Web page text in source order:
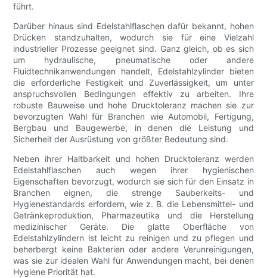
führt.
Darüber hinaus sind Edelstahlflaschen dafür bekannt, hohen
Drücken standzuhalten, wodurch sie für eine Vielzahl
industrieller Prozesse geeignet sind. Ganz gleich, ob es sich
um hydraulische, pneumatische oder andere
Fluidtechnikanwendungen handelt, Edelstahlzylinder bieten
die erforderliche Festigkeit und Zuverlässigkeit, um unter
anspruchsvollen Bedingungen effektiv zu arbeiten. Ihre
robuste Bauweise und hohe Drucktoleranz machen sie zur
bevorzugten Wahl für Branchen wie Automobil, Fertigung,
Bergbau und Baugewerbe, in denen die Leistung und
Sicherheit der Ausrüstung von größter Bedeutung sind.
Neben ihrer Haltbarkeit und hohen Drucktoleranz werden
Edelstahlflaschen auch wegen ihrer hygienischen
Eigenschaften bevorzugt, wodurch sie sich für den Einsatz in
Branchen eignen, die strenge Sauberkeits- und
Hygienestandards erfordern, wie z. B. die Lebensmittel- und
Getränkeproduktion, Pharmazeutika und die Herstellung
medizinischer Geräte. Die glatte Oberfläche von
Edelstahlzylindern ist leicht zu reinigen und zu pflegen und
beherbergt keine Bakterien oder andere Verunreinigungen,
was sie zur idealen Wahl für Anwendungen macht, bei denen
Hygiene Priorität hat.